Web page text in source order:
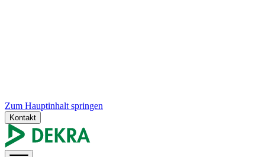
Zum Hauptinhalt springen
Kontakt